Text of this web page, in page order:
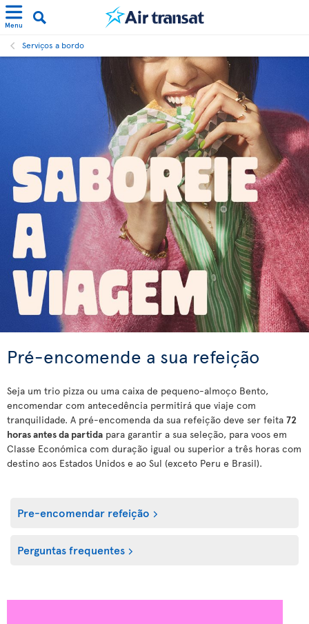
Menu
Serviços a bordo
Pré-encomende a sua refeição
Seja um trio pizza ou uma caixa de pequeno-almoço Bento,
encomendar com antecedência permitirá que viaje com
tranquilidade. A pré-encomenda da sua refeição deve ser feita 72
horas antes da partida para garantir a sua seleção, para voos em
Classe Económica com duração igual ou superior a três horas com
destino aos Estados Unidos e ao Sul (exceto Peru e Brasil).
Pre-encomendar refeição
Perguntas frequentes